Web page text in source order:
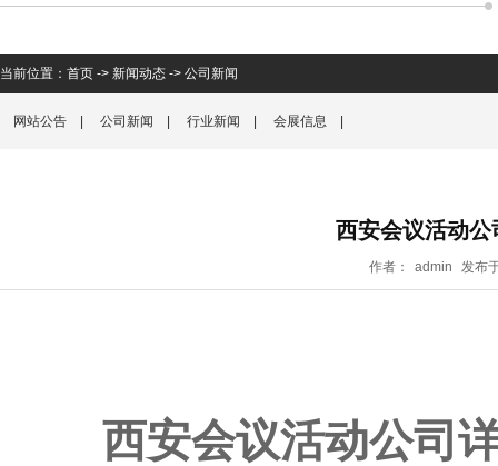
当前位置： 首页 -> 新闻动态 -> 公司新闻
网站公告 公司新闻 行业新闻 会展信息
西安会议活动
作者： admin 发布
西安会议活动公司